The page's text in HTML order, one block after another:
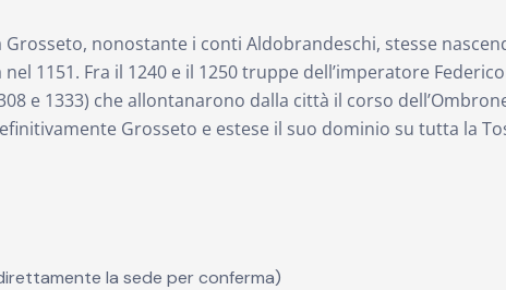
nonostante i conti Aldobrandeschi, stesse
1151. Fra il 1240 e il 1250 truppe dell’imperatore
e 1333) che allontanarono dalla città il corso
Grosseto e estese il suo dominio su tutta la
la sede per conferma)